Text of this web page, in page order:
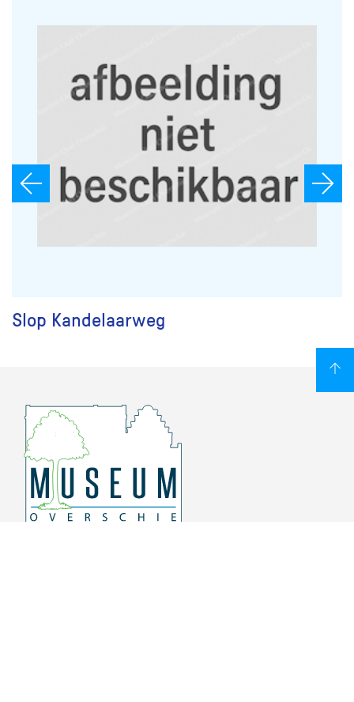
Slop Kandelaarweg